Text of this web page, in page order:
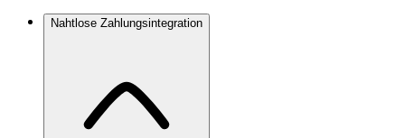
Nahtlose Zahlungsintegration